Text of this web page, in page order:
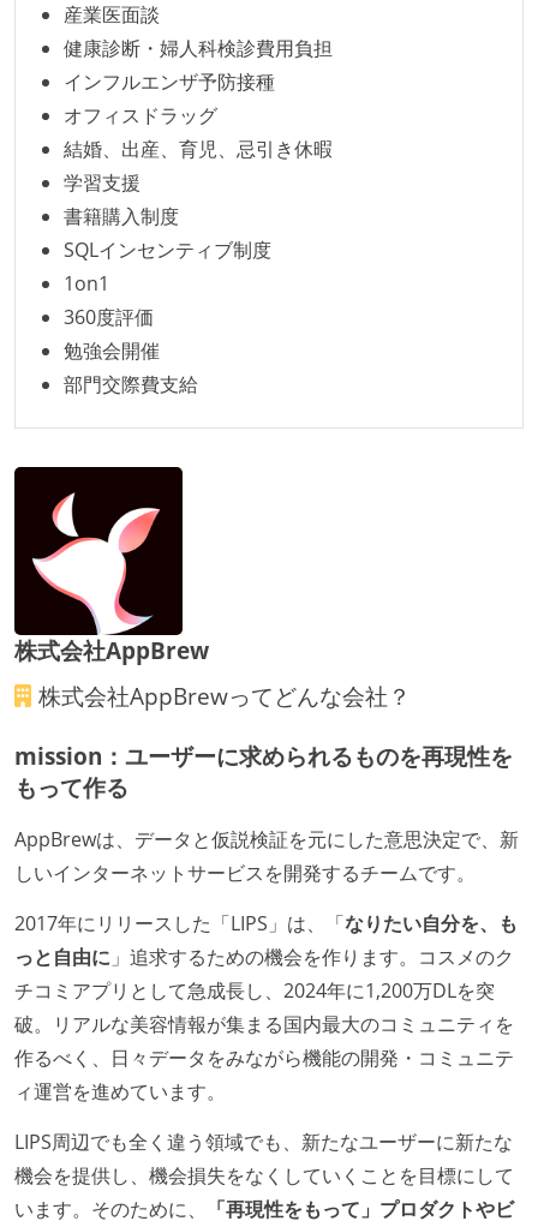
継続的なデプロイ（デリバリー）を行っている
ワークフローの整備
全てのコードをバージョン管理ツールで管理している
各メンバーが実装したコードのマージは Pull Request
ベースで行われる
自動（＝システム化され、1コマンドで実行できる）
ビルド、自動デプロイ環境が整備されている
コードによるインフラ構成管理（Infrastructure as
Code）の環境が整備されている
オープンな情報共有
ドキュメントの整備やペアプロ、モブワークなど、ナ
レッジの共有を積極的に行っている（属人性を減らす
取り組みをしている）
労働環境の自由度
週3日リモート勤務のハイブリットワーク（週2出社）
業務時間中に中抜けできる制度がある
2年以内に未就学児を子育てしながら働いていたエン
ジニアがいる
ツが公開されている
フレックスタイム制または裁量労働制を採用している
メンバーの多様性
開発メンバーの新卒採用を実施している
待遇・福利厚生
イベントへの業務参加やチケット負担など、会社とし
て、大規模カンファレンスへの参加を支援する制度が
ある
希望者には定価 6 万円以上のオフィスチェアが支給さ
れる
産業医面談
健康診断・婦人科検診費用負担
インフルエンザ予防接種
オフィスドラッグ
結婚、出産、育児、忌引き休暇
学習支援
書籍購入制度
SQLインセンティブ制度
1on1
360度評価
勉強会開催
部門交際費支給
株式会社AppBrew
株式会社AppBrewってどんな会社？
mission：ユーザーに求められるものを再現性を
もって作る
AppBrewは、データと仮説検証を元にした意思決定で、新
しいインターネットサービスを開発するチームです。
2017年にリリースした「LIPS」は、「なりたい自分を、も
っと自由に 」追求するための機会を作ります。コスメのク
チコミアプリとして急成長し、2024年に1,200万DLを突
破。リアルな美容情報が集まる国内最大のコミュニティを
作るべく、日々データをみながら機能の開発・コミュニテ
ィ運営を進めています。
LIPS周辺でも全く違う領域でも、新たなユーザーに新たな
機会を提供し、機会損失をなくしていくことを目標にして
います。そのために、
「再現性をもって」プロダクトやビ